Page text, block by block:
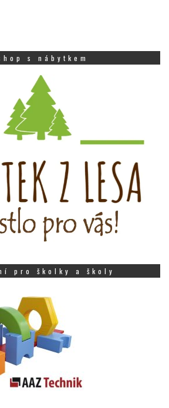
s nábytkem
pro školky a školy